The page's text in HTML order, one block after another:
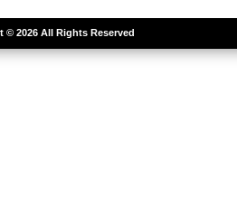
2026 All Rights Reserved